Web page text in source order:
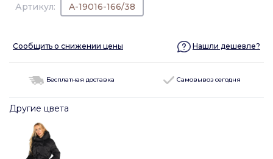
Артикул: A-19016-166/38
Сообщить о снижении цены Нашли дешевле?
Бесплатная доставка Самовывоз сегодня
Другие цвета